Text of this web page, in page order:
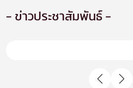
- ข่าวประชาสัมพันธ์ -